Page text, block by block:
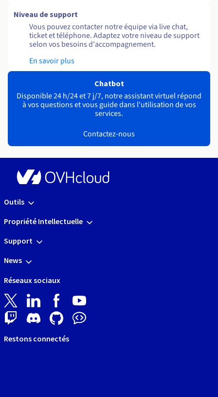
Niveau de support
Vous pouvez contacter notre équipe via live chat,
ticket et téléphone. Adaptez votre niveau de support
selon vos besoins d'accompagnement.
En savoir plus
Chatbot
Disponible 24 h/24 et 7 j/7, notre assistant virtuel répond
à vos questions et vous guide dans l'utilisation de vos
services.
Contactez-nous
Outils
Propriété Intellectuelle
Support
News
Réseaux sociaux
Restons connectés